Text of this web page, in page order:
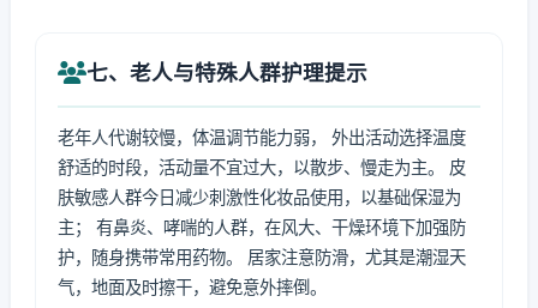
七、老人与特殊人群护理提示
老年人代谢较慢，体温调节能力弱， 外出活动选择温度
舒适的时段，活动量不宜过大，以散步、慢走为主。 皮
肤敏感人群今日减少刺激性化妆品使用，以基础保湿为
主； 有鼻炎、哮喘的人群，在风大、干燥环境下加强防
护，随身携带常用药物。 居家注意防滑，尤其是潮湿天
气，地面及时擦干，避免意外摔倒。